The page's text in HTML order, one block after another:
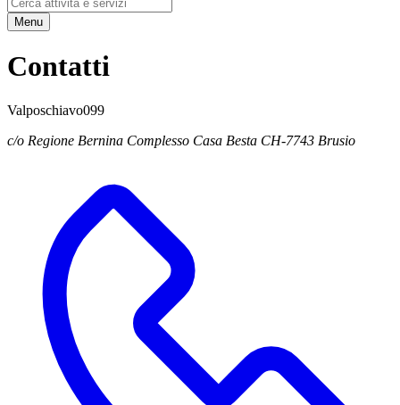
Menu
Contatti
Valposchiavo099
c/o Regione Bernina Complesso Casa Besta CH-7743 Brusio